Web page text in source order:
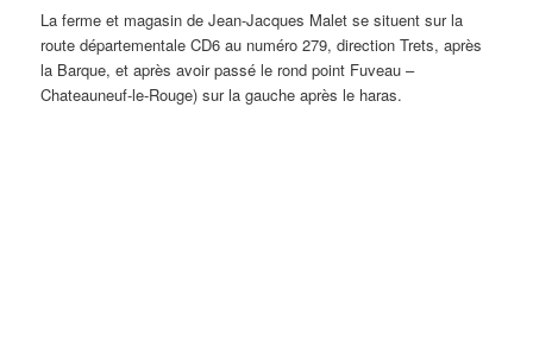
La ferme et magasin de Jean-Jacques Malet se situent sur la
route départementale CD6 au numéro 279, direction Trets, après
la Barque, et après avoir passé le rond point Fuveau –
Chateauneuf-le-Rouge) sur la gauche après le haras.